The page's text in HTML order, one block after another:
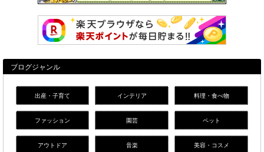
ブログジャンル
出産・子育て インテリア 料理・食べ物
ファッション 園芸 ペット
アウトドア 音楽 美容・コスメ